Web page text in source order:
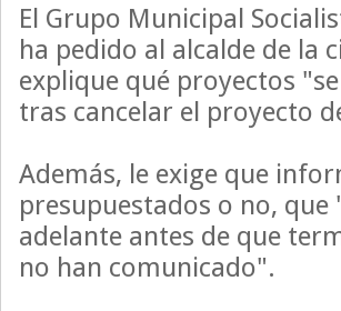
El Grupo Municipal
ha pedido al alcalde de la
explique qué proyectos
tras cancelar el proyecto
Además, le exige que
presupuestados o no,
adelante antes de que
no han comunicado".